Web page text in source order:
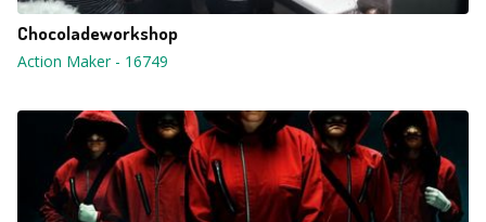
Chocoladeworkshop
Action Maker- 16749